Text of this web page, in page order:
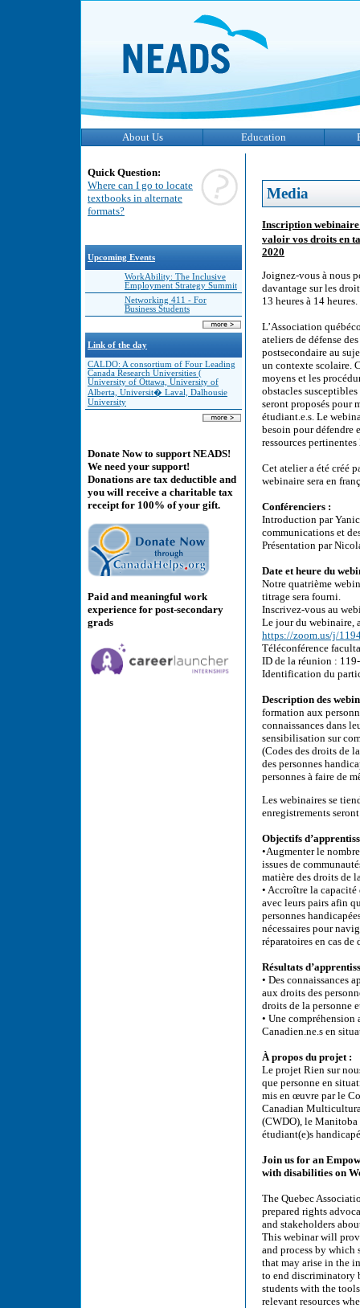
About Us Education
Quick Question:
Where can I go to locate
textbooks in alternate
formats?
Upcoming Events
WorkAbility: The Inclusive
Employment Strategy Summit
Networking 411 - For
Business Students
Link of the day
CALDO: A consortium of Four Leading
Canada Research Universities (
University of Ottawa, University of
Alberta, Universit� Laval, Dalhousie
University
Donate Now to support NEADS!
We need your support!
Donations are tax deductible and
you will receive a charitable tax
receipt for 100% of your gift.
Paid and meaningful work
experience for post-secondary
grads
Media
Inscription webinaire
valoir vos droits en
2020
Joignez-vous à nous
davantage sur les
13 heures à 14 heures.
L’Association
ateliers de défense
postsecondaire au
un contexte scolaire.
moyens et les
obstacles
seront proposés pour
étudiant.e.s. Le
besoin pour défendre
ressources
Cet atelier a été créé
webinaire sera en
Conférenciers :
Introduction par
communications et
Présentation par
Date et heure du
Notre quatrième
titrage sera fourni.
Inscrivez-vous au
Le jour du webinaire,
https://zoom.us/j/
Téléconférence
ID de la réunion :
Identification du
Description des
formation aux
connaissances dans
sensibilisation sur
(Codes des droits de
des personnes
personnes à faire de
Les webinaires se
enregistrements
Objectifs
•Augmenter le
issues de
matière des droits de
• Accroître la capacité
avec leurs pairs afin
personnes
nécessaires pour
réparatoires en cas
Résultats
• Des connaissances
aux droits des
droits de la personne
• Une compréhension
Canadien.ne.s en
À propos du projet :
Le projet Rien sur
que personne en
mis en œuvre par le
Canadian
(CWDO), le
étudiant(e)s
Join us for an
with disabilities on
The Quebec
prepared rights
and stakeholders
This webinar will
and process by which
that may arise in the
to end discriminatory
students with the
relevant resources